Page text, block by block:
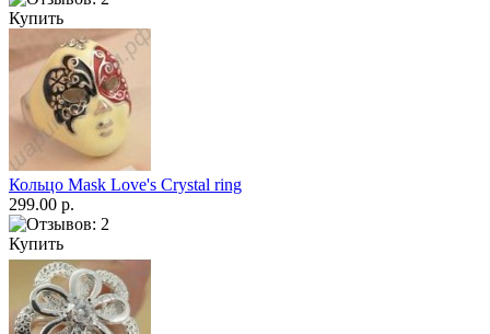
Купить
Кольцо Mask Love's Crystal ring
299.00 р.
Купить